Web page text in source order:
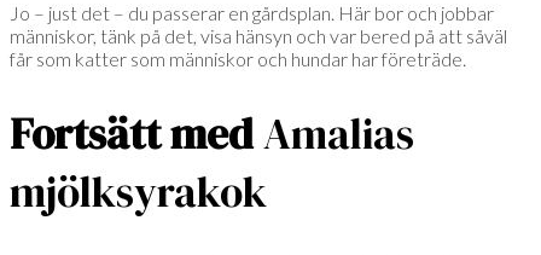
Jo – just det – du passerar en gårdsplan. Här bor och jobbar
människor, tänk på det, visa hänsyn och var bered på att såväl
får som katter som människor och hundar har företräde.
FortsättmedAmalias
mjölksyrakok